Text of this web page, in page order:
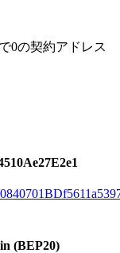
0の契約アドレス
(BEP20)